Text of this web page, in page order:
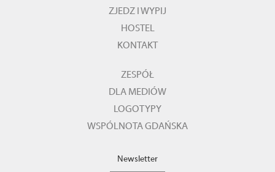
ZJEDZ I WYPIJ
HOSTEL
KONTAKT
ZESPÓŁ
DLA MEDIÓW
LOGOTYPY
WSPÓLNOTA GDAŃSKA
Newsletter